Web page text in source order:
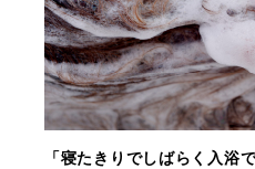
「寝たきりでしばらく入浴